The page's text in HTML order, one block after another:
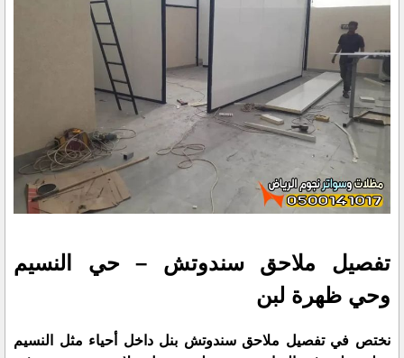
تفصيل ملاحق سندوتش – حي النسيم
وحي ظهرة لبن
نختص في تفصيل ملاحق سندوتش بنل داخل أحياء مثل النسيم